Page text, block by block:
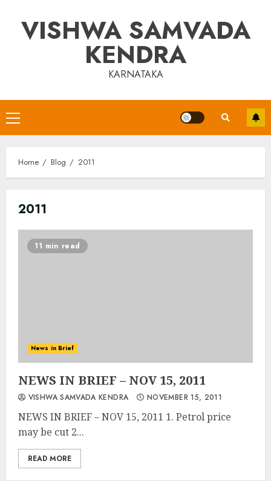
contentVISHWA SAMVADA
KENDRA
KARNATAKA
Primary
Menu
Home Blog 2011
2011
11 min read
News in Brief
NEWS IN BRIEF – NOV 15, 2011
VISHWA SAMVADA KENDRA NOVEMBER 15, 2011
NEWS IN BRIEF – NOV 15, 2011 1. Petrol price
may be cut 2...
READ MORE